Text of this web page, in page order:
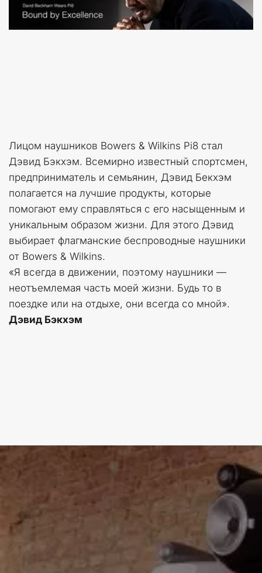
Лицом наушников Bowers & Wilkins Pi8 стал
Дэвид Бэкхэм. Всемирно известный спортсмен,
предприниматель и семьянин, Дэвид Бекхэм
полагается на лучшие продукты, которые
помогают ему справляться с его насыщенным и
уникальным образом жизни. Для этого Дэвид
выбирает флагманские беспроводные наушники
от Bowers & Wilkins.
«Я всегда в движении, поэтому наушники —
неотъемлемая часть моей жизни. Будь то в
поездке или на отдыхе, они всегда со мной».
Дэвид Бэкхэм